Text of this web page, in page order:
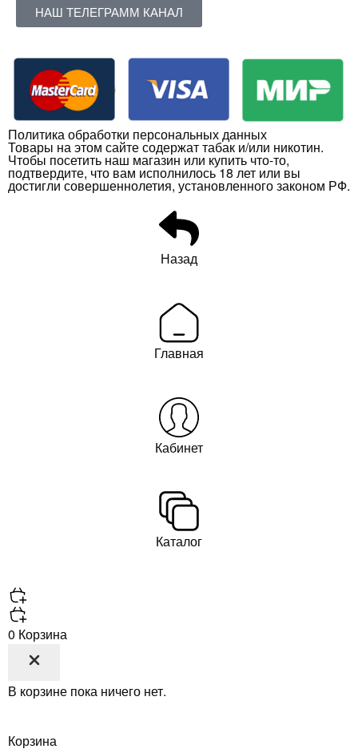
НАШ ТЕЛЕГРАММ КАНАЛ
Политика обработки персональных данных
Товары на этом сайте содержат табак и/или никотин.
Чтобы посетить наш магазин или купить что-то,
подтвердите, что вам исполнилось 18 лет или вы
достигли совершеннолетия, установленного законом РФ.
Назад
Главная
Кабинет
Каталог
0 Корзина
В корзине пока ничего нет.
Корзина